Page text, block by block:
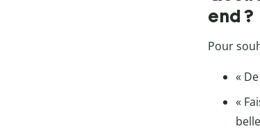
end ?
Pour
«
«